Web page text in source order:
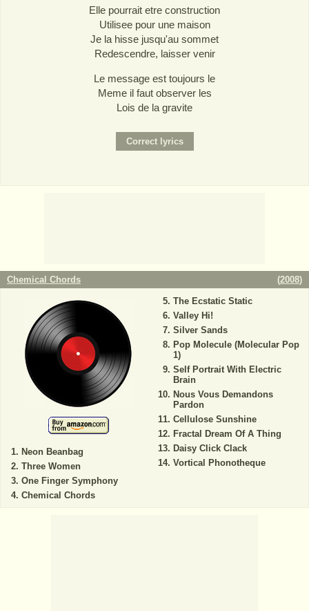
Elle pourrait etre construction
Utilisee pour une maison
Je la hisse jusqu'au sommet
Redescendre, laisser venir
Le message est toujours le
Meme il faut observer les
Lois de la gravite
Chemical Chords (2008)
Neon Beanbag
Three Women
One Finger Symphony
Chemical Chords
The Ecstatic Static
Valley Hi!
Silver Sands
Pop Molecule (Molecular Pop
1)
Self Portrait With Electric
Brain
Nous Vous Demandons
Pardon
Cellulose Sunshine
Fractal Dream Of A Thing
Daisy Click Clack
Vortical Phonotheque